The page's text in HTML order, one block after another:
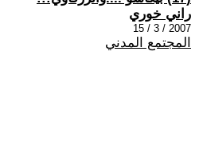
راني خوري
2007 / 3 / 15
المجتمع المدني